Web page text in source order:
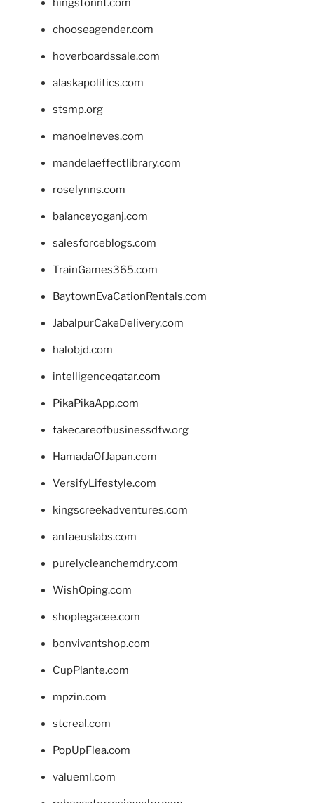
hingstonnt.com
chooseagender.com
hoverboardssale.com
alaskapolitics.com
stsmp.org
manoelneves.com
mandelaeffectlibrary.com
roselynns.com
balanceyoganj.com
salesforceblogs.com
TrainGames365.com
BaytownEvaCationRentals.com
JabalpurCakeDelivery.com
halobjd.com
intelligenceqatar.com
PikaPikaApp.com
takecareofbusinessdfw.org
HamadaOfJapan.com
VersifyLifestyle.com
kingscreekadventures.com
antaeuslabs.com
purelycleanchemdry.com
WishOping.com
shoplegacee.com
bonvivantshop.com
CupPlante.com
mpzin.com
stcreal.com
PopUpFlea.com
valueml.com